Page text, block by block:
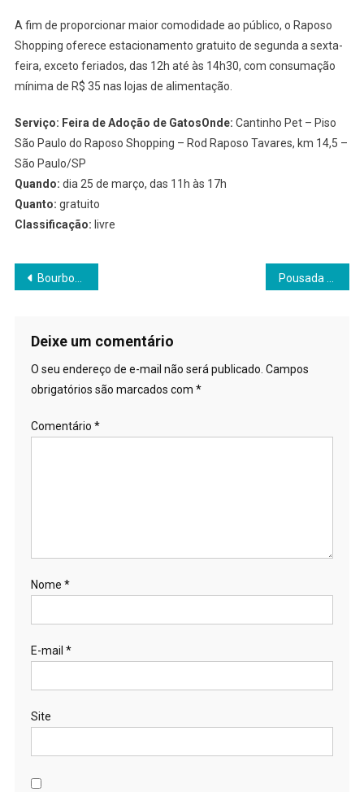
A fim de proporcionar maior comodidade ao público, o Raposo
Shopping oferece estacionamento gratuito de segunda a sexta-
feira, exceto feriados, das 12h até às 14h30, com consumação
mínima de R$ 35 nas lojas de alimentação.
Serviço: Feira de Adoção de GatosOnde: Cantinho Pet – Piso
São Paulo do Raposo Shopping – Rod Raposo Tavares, km 14,5 –
São Paulo/SP
Quando: dia 25 de março, das 11h às 17h
Quanto: gratuito
Classificação: livre
Navegação
Post
Bourbon Shopping inaugura Praça Pet
Deixe um comentário
O seu endereço de e-mail não será publicado. Campos
obrigatórios são marcados com *
Comentário *
Nome *
E-mail *
Site